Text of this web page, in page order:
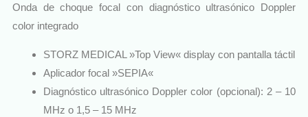
Onda de choque focal con diagnóstico ultrasónico Doppler
color integrado
STORZ MEDICAL »Top View« display con pantalla táctil
Aplicador focal »SEPIA«
Diagnóstico ultrasónico Doppler color (opcional): 2 – 10
MHz o 1,5 – 15 MHz